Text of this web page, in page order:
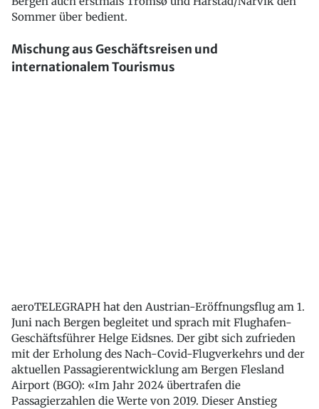
Sommer über bedient.
Mischung aus Geschäftsreisen und
internationalem Tourismus
aeroTELEGRAPH hat den Austrian-Eröffnungsflug am 1.
Juni nach Bergen begleitet und sprach mit Flughafen-
Geschäftsführer Helge Eidsnes. Der gibt sich zufrieden
mit der Erholung des Nach-Covid-Flugverkehrs und der
aktuellen Passagierentwicklung am Bergen Flesland
Airport (BGO): «Im Jahr 2024 übertrafen die
Passagierzahlen die Werte von 2019. Dieser Anstieg